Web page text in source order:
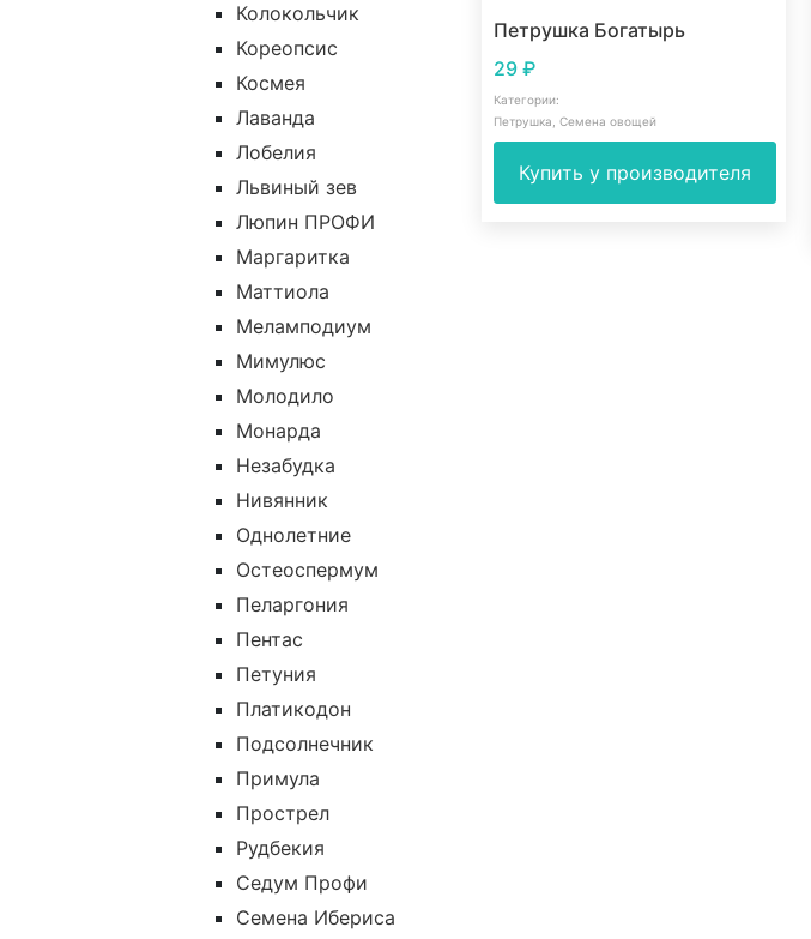
Колокольчик
Кореопсис
Космея
Лаванда
Лобелия
Львиный зев
Люпин ПРОФИ
Маргаритка
Маттиола
Меламподиум
Мимулюс
Молодило
Монарда
Незабудка
Нивянник
Однолетние
Остеоспермум
Пеларгония
Пентас
Петуния
Платикодон
Подсолнечник
Примула
Прострел
Рудбекия
Седум Профи
Семена Ибериса
Петрушка Богатырь
29 ₽
Категории:
Петрушка Семена овощей
Купить у производителя